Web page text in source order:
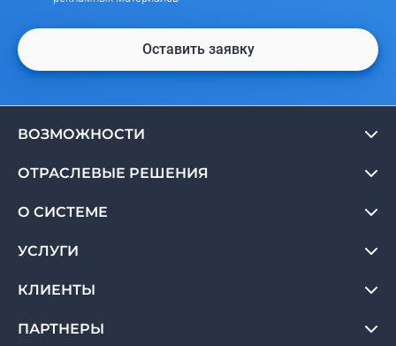
Оставить заявку
ВОЗМОЖНОСТИ
ОТРАСЛЕВЫЕ РЕШЕНИЯ
О СИСТЕМЕ
УСЛУГИ
КЛИЕНТЫ
ПАРТНЕРЫ